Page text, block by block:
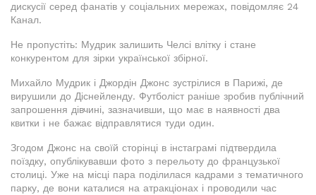
дискусії серед фанатів у соціальних мережах, повідомляє 24
Канал.
Не пропустіть: Мудрик залишить Челсі влітку і стане
конкурентом для зірки української збірної.
Михайло Мудрик і Джордін Джонс зустрілися в Парижі, де
вирушили до Діснейленду. Футболіст раніше зробив публічний
запрошення дівчині, зазначивши, що має в наявності два
квитки і не бажає відправлятися туди один.
Згодом Джонс на своїй сторінці в інстаграмі підтвердила
поїздку, опублікувавши фото з перельоту до французької
столиці. Уже на місці пара поділилася кадрами з тематичного
парку, де вони каталися на атракціонах і проводили час